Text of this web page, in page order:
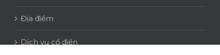
Địa điểm
Dịch vụ cổ điển